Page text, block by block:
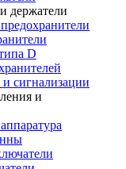
держатели
D
и сигнализации
и